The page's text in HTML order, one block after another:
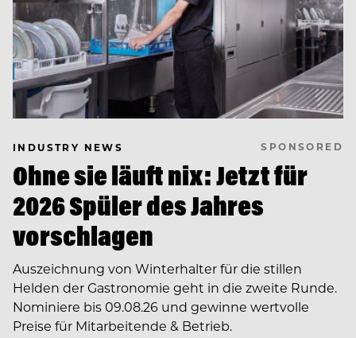
INDUSTRY NEWS SPONSORED
Ohne sie läuft nix: Jetzt für
2026 Spüler des Jahres
vorschlagen
Auszeichnung von Winterhalter für die stillen
Helden der Gastronomie geht in die zweite Runde.
Nominiere bis 09.08.26 und gewinne wertvolle
Preise für Mitarbeitende & Betrieb.